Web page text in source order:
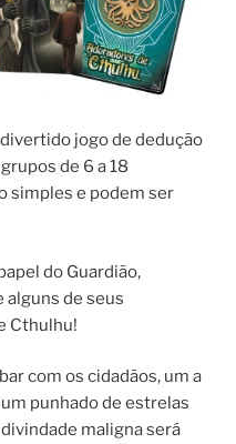
jogo de dedução
de 6 a 18
simples e podem ser
do Guardião,
alguns de seus
Cthulhu!
com os cidadãos, um a
punhado de estrelas
maligna será